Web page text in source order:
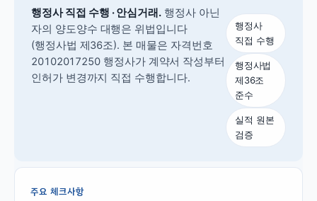
행정사 직접 수행 · 안심거래. 행정사 아닌
자의 양도양수 대행은 위법입니다
(행정사법 제36조). 본 매물은 자격번호
20102017250 행정사가 계약서 작성부터
인허가 변경까지 직접 수행합니다.
행정사
직접 수행
행정사법
제36조
준수
실적 원본
검증
주요 체크사항